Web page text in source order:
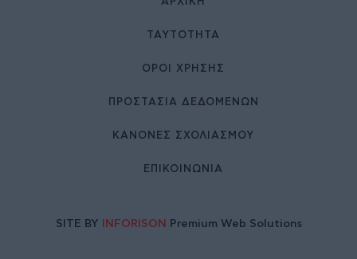
ΤΑΥΤΌΤΗΤΑ
ΌΡΟΙ ΧΡΉΣΗΣ
ΠΡΟΣΤΑΣΙΑ ΔΕΔΟΜΕΝΩΝ
ΚΑΝΟΝΕΣ ΣΧΟΛΙΑΣΜΟΥ
ΕΠΙΚΟΙΝΩΝΊΑ
SITE BY INFORISON Premium Web Solutions